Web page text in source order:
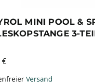
MINI POOL &
3-
€
Versand